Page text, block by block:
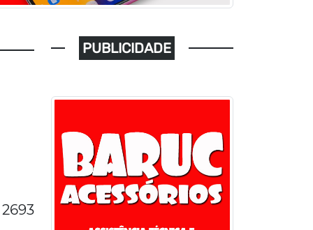
2693
PUBLICIDADE